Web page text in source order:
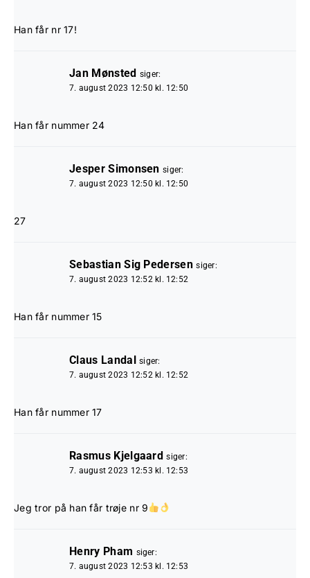
Han får nr 17!
Jan Mønsted siger:
7. august 2023 12:50 kl. 12:50
Han får nummer 24
Jesper Simonsen siger:
7. august 2023 12:50 kl. 12:50
27
Sebastian Sig Pedersen siger:
7. august 2023 12:52 kl. 12:52
Han får nummer 15
Claus Landal siger:
7. august 2023 12:52 kl. 12:52
Han får nummer 17
Rasmus Kjelgaard siger:
7. august 2023 12:53 kl. 12:53
Jeg tror på han får trøje nr 9
Henry Pham siger:
7. august 2023 12:53 kl. 12:53